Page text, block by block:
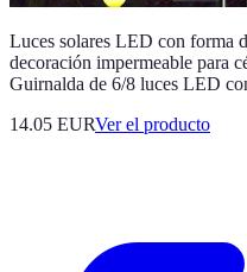
Luces solares LED con forma
decoración impermeable para
Guirnalda de 6/8 luces LED
14.05 EURVer el producto